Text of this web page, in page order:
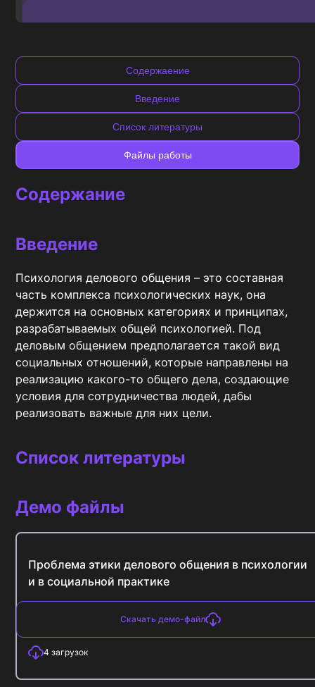
Содержаение
Введение
Список литературы
Файлы работы
Содержание
Введение
Психология делового общения – это составная
часть комплекса психологических наук, она
держится на основных категориях и принципах,
разрабатываемых общей психологией. Под
деловым общением предполагается такой вид
социальных отношений, которые направлены на
реализацию какого-то общего дела, создающие
условия для сотрудничества людей, дабы
реализовать важные для них цели.
Список литературы
Демо файлы
Проблема этики делового общения в психологии
и в социальной практике
Скачать демо-файл
4 загрузок